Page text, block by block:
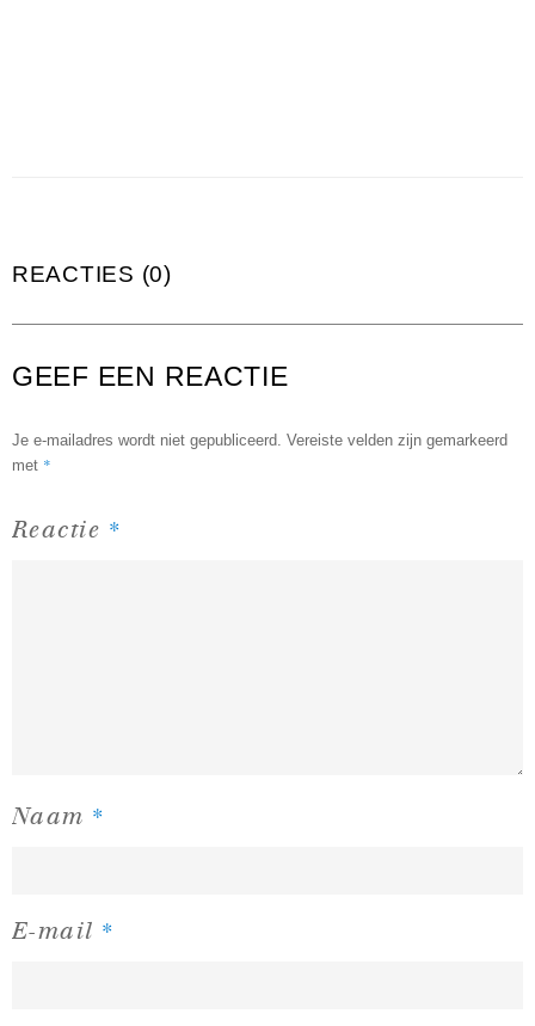
REACTIES (0)
GEEF EEN REACTIE
Je e-mailadres wordt niet gepubliceerd. Vereiste velden zijn gemarkeerd
met *
Reactie *
Naam *
E-mail *